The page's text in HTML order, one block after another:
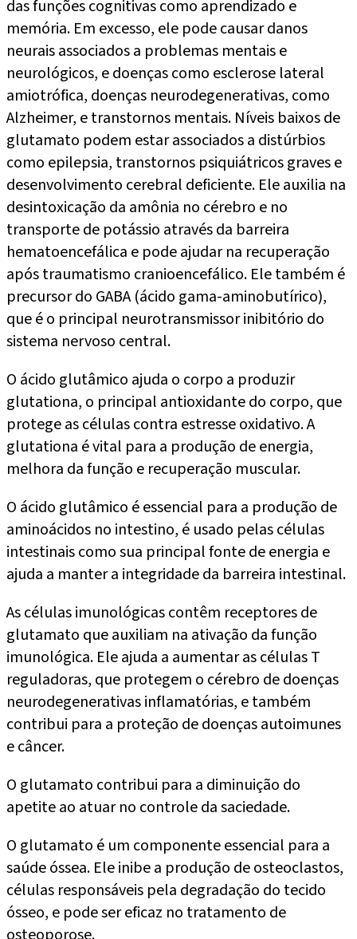
das funções cognitivas como aprendizado e
memória. Em excesso, ele pode causar danos
neurais associados a problemas mentais e
neurológicos, e doenças como esclerose lateral
amiotrófica, doenças neurodegenerativas, como
Alzheimer, e transtornos mentais. Níveis baixos de
glutamato podem estar associados a distúrbios
como epilepsia, transtornos psiquiátricos graves e
desenvolvimento cerebral deficiente. Ele auxilia na
desintoxicação da amônia no cérebro e no
transporte de potássio através da barreira
hematoencefálica e pode ajudar na recuperação
após traumatismo cranioencefálico. Ele também é
precursor do GABA (ácido gama-aminobutírico),
que é o principal neurotransmissor inibitório do
sistema nervoso central.
O ácido glutâmico ajuda o corpo a produzir
glutationa, o principal antioxidante do corpo, que
protege as células contra estresse oxidativo. A
glutationa é vital para a produção de energia,
melhora da função e recuperação muscular.
O ácido glutâmico é essencial para a produção de
aminoácidos no intestino, é usado pelas células
intestinais como sua principal fonte de energia e
ajuda a manter a integridade da barreira intestinal.
As células imunológicas contêm receptores de
glutamato que auxiliam na ativação da função
imunológica. Ele ajuda a aumentar as células T
reguladoras, que protegem o cérebro de doenças
neurodegenerativas inflamatórias, e também
contribui para a proteção de doenças autoimunes
e câncer.
O glutamato contribui para a diminuição do
apetite ao atuar no controle da saciedade.
O glutamato é um componente essencial para a
saúde óssea. Ele inibe a produção de osteoclastos,
células responsáveis pela degradação do tecido
ósseo, e pode ser eficaz no tratamento de